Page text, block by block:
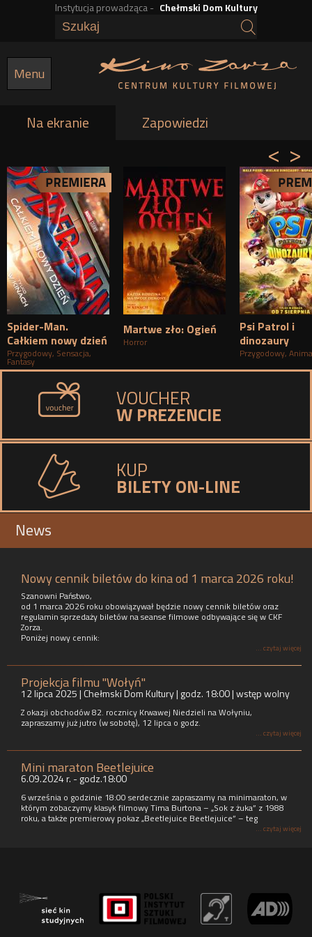
Przejdź
treści
Instytucja prowadząca - Chełmski Dom Kultury
Menu
Na ekranie (aktywna karta)
Zapowiedzi
Spider-Man.
Całkiem nowy dzień
Przygodowy, Sensacja,
Fantasy
Martwe zło: Ogień
Horror
Psi Patrol i
dinozaury
Przygodowy,
< >
VOUCHER
W PREZENCIE
KUP
BILETY ON-LINE
News
Nowy cennik biletów do kina od 1 marca 2026 roku!
Szanowni Państwo,
od 1 marca 2026 roku obowiązywał będzie nowy cennik biletów oraz
regulamin sprzedaży biletów na seanse filmowe odbywające się w CKF
Zorza.
Poniżej nowy cennik:
... czytaj więcej
Projekcja filmu "Wołyń"
12 lipca 2025 | Chełmski Dom Kultury | godz. 18:00 | wstęp wolny
Z okazji obchodów 82. rocznicy Krwawej Niedzieli na Wołyniu,
zapraszamy już jutro (w sobotę), 12 lipca o godz.
... czytaj więcej
Mini maraton Beetlejuice
6.09.2024 r. - godz.18:00
6 września o godzinie 18:00 serdecznie zapraszamy na minimaraton, w
którym zobaczymy klasyk filmowy Tima Burtona – „Sok z żuka” z 1988
roku, a także premierowy pokaz „Beetlejuice Beetlejuice” – teg
... czytaj więcej
Centrum Kultury Filmowej ZORZA jest wyposażone w zestaw do projekcji
filmów posiadających suplement z audiodeskrypcją, czyli system
umożliwiający odbiór filmu osobom ze specjalnymi potrzebami.
... czytaj więcej